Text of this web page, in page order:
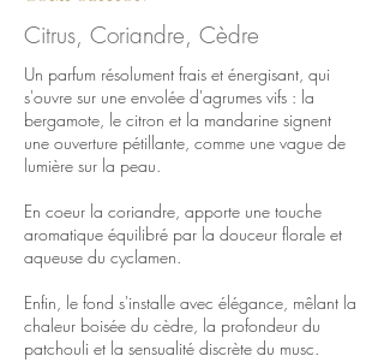
Citrus, Coriandre, Cèdre
Un parfum résolument frais et énergisant, qui
s'ouvre sur une envolée d'agrumes vifs : la
bergamote, le citron et la mandarine signent
une ouverture pétillante, comme une vague de
lumière sur la peau.
En coeur la coriandre, apporte une touche
aromatique équilibré par la douceur florale et
aqueuse du cyclamen.
Enfin, le fond s'installe avec élégance, mêlant la
chaleur boisée du cèdre, la profondeur du
patchouli et la sensualité discrète du musc.